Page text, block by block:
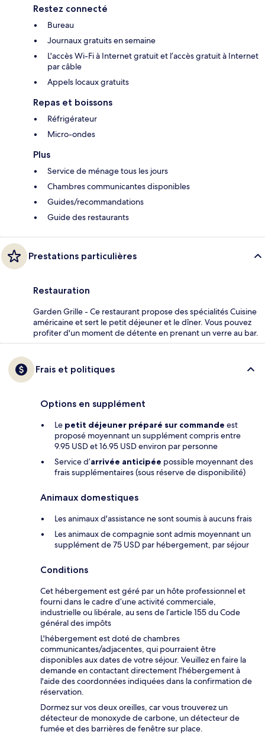
Restez connecté
Bureau
Journaux gratuits en semaine
L'accès Wi-Fi à Internet gratuit et l’accès gratuit à Internet
par câble
Appels locaux gratuits
Repas et boissons
Réfrigérateur
Micro-ondes
Plus
Service de ménage tous les jours
Chambres communicantes disponibles
Guides/recommandations
Guide des restaurants
Prestations particulières
Restauration
Garden Grille - Ce restaurant propose des spécialités Cuisine
américaine et sert le petit déjeuner et le dîner. Vous pouvez
profiter d'un moment de détente en prenant un verre au bar.
Frais et politiques
Options en supplément
Le petit déjeuner préparé sur commande est
proposé moyennant un supplément compris entre
9.95 USD et 16.95 USD environ par personne
Service d’arrivée anticipée possible moyennant des
frais supplémentaires (sous réserve de disponibilité)
Animaux domestiques
Les animaux d'assistance ne sont soumis à aucuns frais
Les animaux de compagnie sont admis moyennant un
supplément de 75 USD par hébergement, par séjour
Conditions
Cet hébergement est géré par un hôte professionnel et
fourni dans le cadre d’une activité commerciale,
industrielle ou libérale, au sens de l’article 155 du Code
général des impôts
L'hébergement est doté de chambres
communicantes/adjacentes, qui pourraient être
disponibles aux dates de votre séjour. Veuillez en faire la
demande en contactant directement l'hébergement à
l'aide des coordonnées indiquées dans la confirmation de
réservation.
Dormez sur vos deux oreilles, car vous trouverez un
détecteur de monoxyde de carbone, un détecteur de
fumée et des barrières de fenêtre sur place.